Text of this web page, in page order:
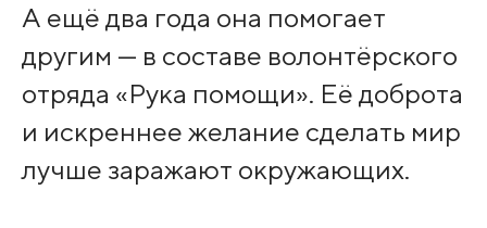
А ещё два года она помогает
другим — в составе волонтёрского
отряда «Рука помощи». Её доброта
и искреннее желание сделать мир
лучше заражают окружающих.